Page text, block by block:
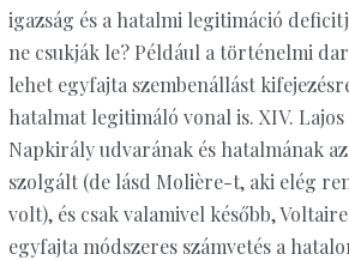
igazság és a hatalmi legitimáció
ne csukják le? Például a történelmi
lehet egyfajta szembenállást
hatalmat legitimáló vonal is. XIV.
Napkirály udvarának és hatalmának
szolgált (de lásd Molière-t, aki elég
volt), és csak valamivel később,
egyfajta módszeres számvetés a